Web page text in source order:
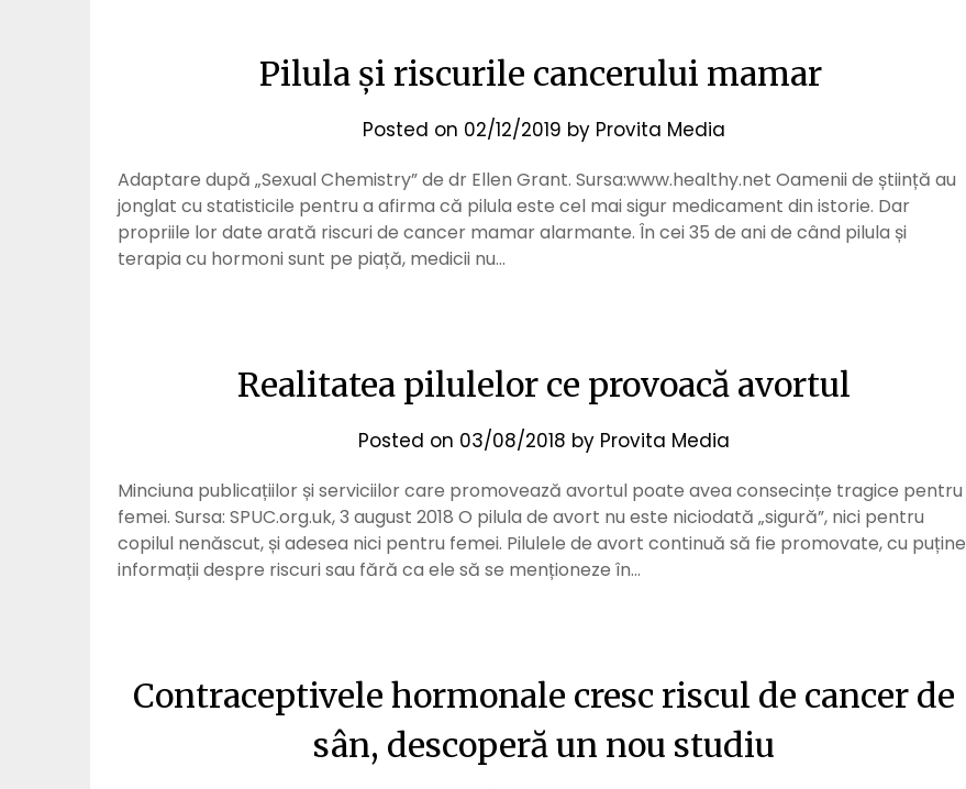
Pilula și riscurile cancerului mamar
Posted on 02/12/2019 by Provita Media
Adaptare după „Sexual Chemistry” de dr Ellen Grant. Sursa:www.healthy.net Oamenii de știință au
jonglat cu statisticile pentru a afirma că pilula este cel mai sigur medicament din istorie. Dar
propriile lor date arată riscuri de cancer mamar alarmante. În cei 35 de ani de când pilula și
terapia cu hormoni sunt pe piață, medicii nu…
Realitatea pilulelor ce provoacă avortul
Posted on 03/08/2018 by Provita Media
Minciuna publicațiilor și serviciilor care promovează avortul poate avea consecințe tragice pentru
femei. Sursa: SPUC.org.uk, 3 august 2018 O pilula de avort nu este niciodată „sigură”, nici pentru
copilul nenăscut, și adesea nici pentru femei. Pilulele de avort continuă să fie promovate, cu puține
informații despre riscuri sau fără ca ele să se menționeze în…
Contraceptivele hormonale cresc riscul de cancer de
sân, descoperă un nou studiu